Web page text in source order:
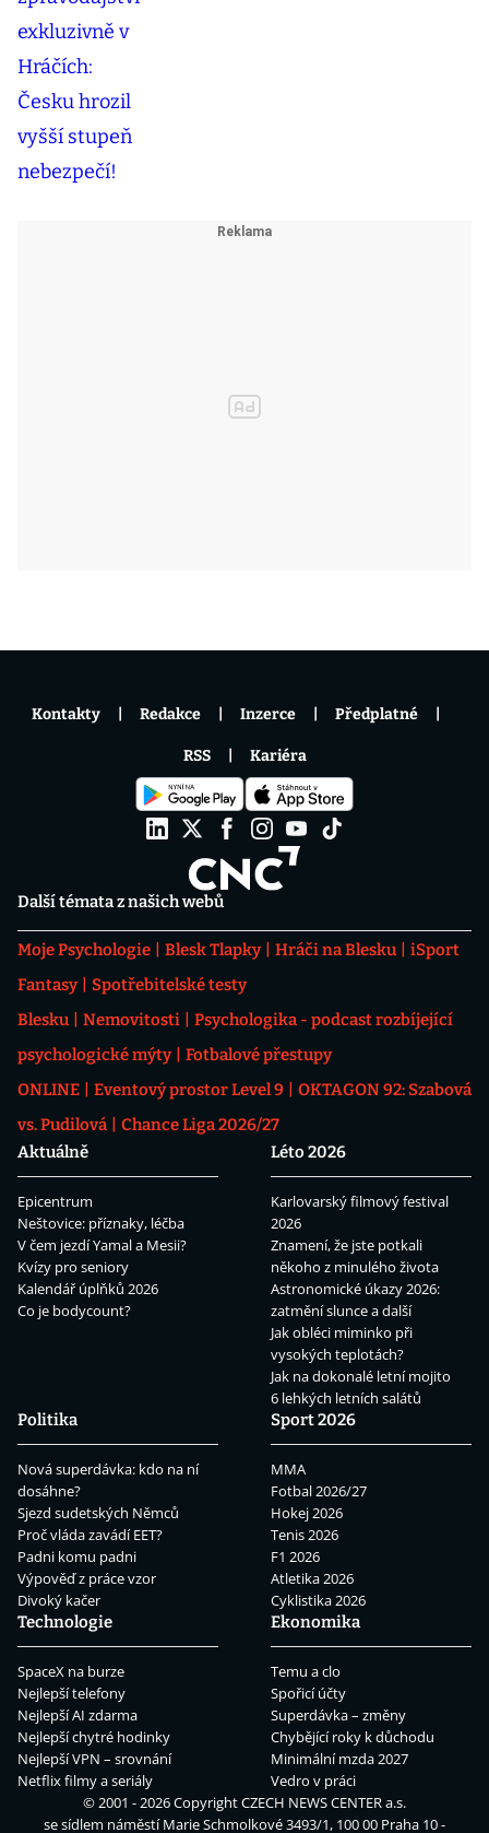
Další témata z našich webů
Moje Psychologie Blesk Tlapky Hráči na Blesku
iSport
Fantasy
Spotřebitelské testy
Blesku
Nemovitosti
Psychologika - podcast rozbíjející
psychologické mýty
Fotbalové přestupy
ONLINE
Eventový prostor Level 9
OKTAGON 92: Szabová
vs. Pudilová
Chance Liga 2026/27
Aktuálně
Epicentrum
Neštovice: příznaky, léčba
V čem jezdí Yamal a Mesii?
Kvízy pro seniory
Kalendář úplňků 2026
Co je bodycount?
Léto 2026
Karlovarský filmový festival
2026
Znamení, že jste potkali
někoho z minulého života
Astronomické úkazy 2026:
zatmění slunce a další
Jak obléci miminko při
vysokých teplotách?
Jak na dokonalé letní mojito
6 lehkých letních salátů
Politika
Nová superdávka: kdo na ní
dosáhne?
Sjezd sudetských Němců
Proč vláda zavádí EET?
Padni komu padni
Výpověď z práce vzor
Divoký kačer
Sport 2026
MMA
Fotbal 2026/27
Hokej 2026
Tenis 2026
F1 2026
Atletika 2026
Cyklistika 2026
Technologie
SpaceX na burze
Nejlepší telefony
Nejlepší AI zdarma
Nejlepší chytré hodinky
Nejlepší VPN – srovnání
Netflix filmy a seriály
Ekonomika
Temu a clo
Spořicí účty
Superdávka – změny
Chybějící roky k důchodu
Minimální mzda 2027
Vedro v práci
Kontakty Redakce Inzerce Předplatné
RSS Kariéra
© 2001 - 2026 CopyrightCZECH NEWS CENTER a.s.
se sídlem náměstí Marie Schmolkové 3493/1, 100 00 Praha 10 -